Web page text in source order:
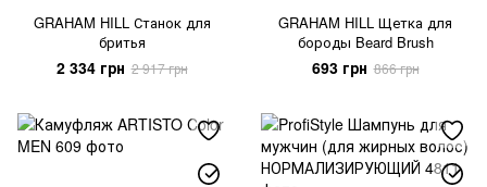
GRAHAM HILL Станок для
бритья
2 334 грн 2 917 грн
GRAHAM HILL Щетка для
бороды Beard Brush
693 грн 866 грн